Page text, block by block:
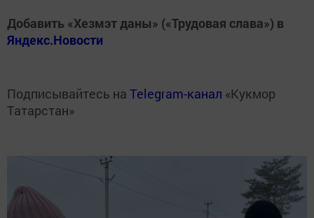
Добавить «Хезмэт даны» («Трудовая слава») в
Яндекс.Новости
Подписывайтесь на Telegram-канал «Кукмор
Татарстан»